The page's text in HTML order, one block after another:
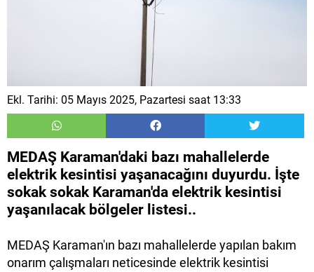
Ekl. Tarihi: 05 Mayıs 2025, Pazartesi saat 13:33
MEDAŞ Karaman'daki bazı mahallelerde
elektrik kesintisi yaşanacağını duyurdu. İşte
sokak sokak Karaman'da elektrik kesintisi
yaşanılacak bölgeler listesi..
MEDAŞ Karaman'ın bazı mahallelerde yapılan bakım
onarım çalışmaları neticesinde elektrik kesintisi